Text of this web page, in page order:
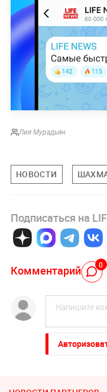
Лия Мурадьян
НОВОСТИ
Подписаться на
Комментарий 0